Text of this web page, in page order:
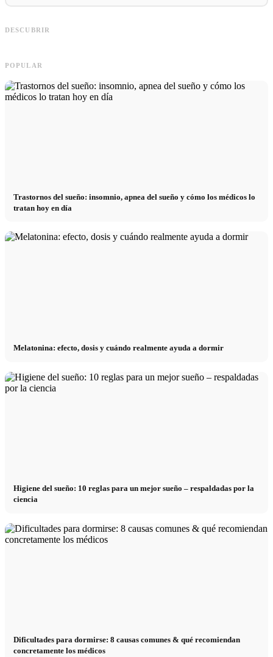
DESCUBRIR
Marketing
POPULAR
Trastornos del sueño: insomnio, apnea del sueño y cómo los médicos lo
tratan hoy en día
Melatonina: efecto, dosis y cuándo realmente ayuda a dormir
Higiene del sueño: 10 reglas para un mejor sueño – respaldadas por la
ciencia
Dificultades para dormirse: 8 causas comunes & qué recomiendan
concretamente los médicos